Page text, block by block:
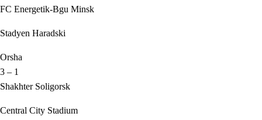
FC Energetik-Bgu Minsk
Stadyen Haradski
Orsha
3 – 1
Shakhter Soligorsk
Central City Stadium